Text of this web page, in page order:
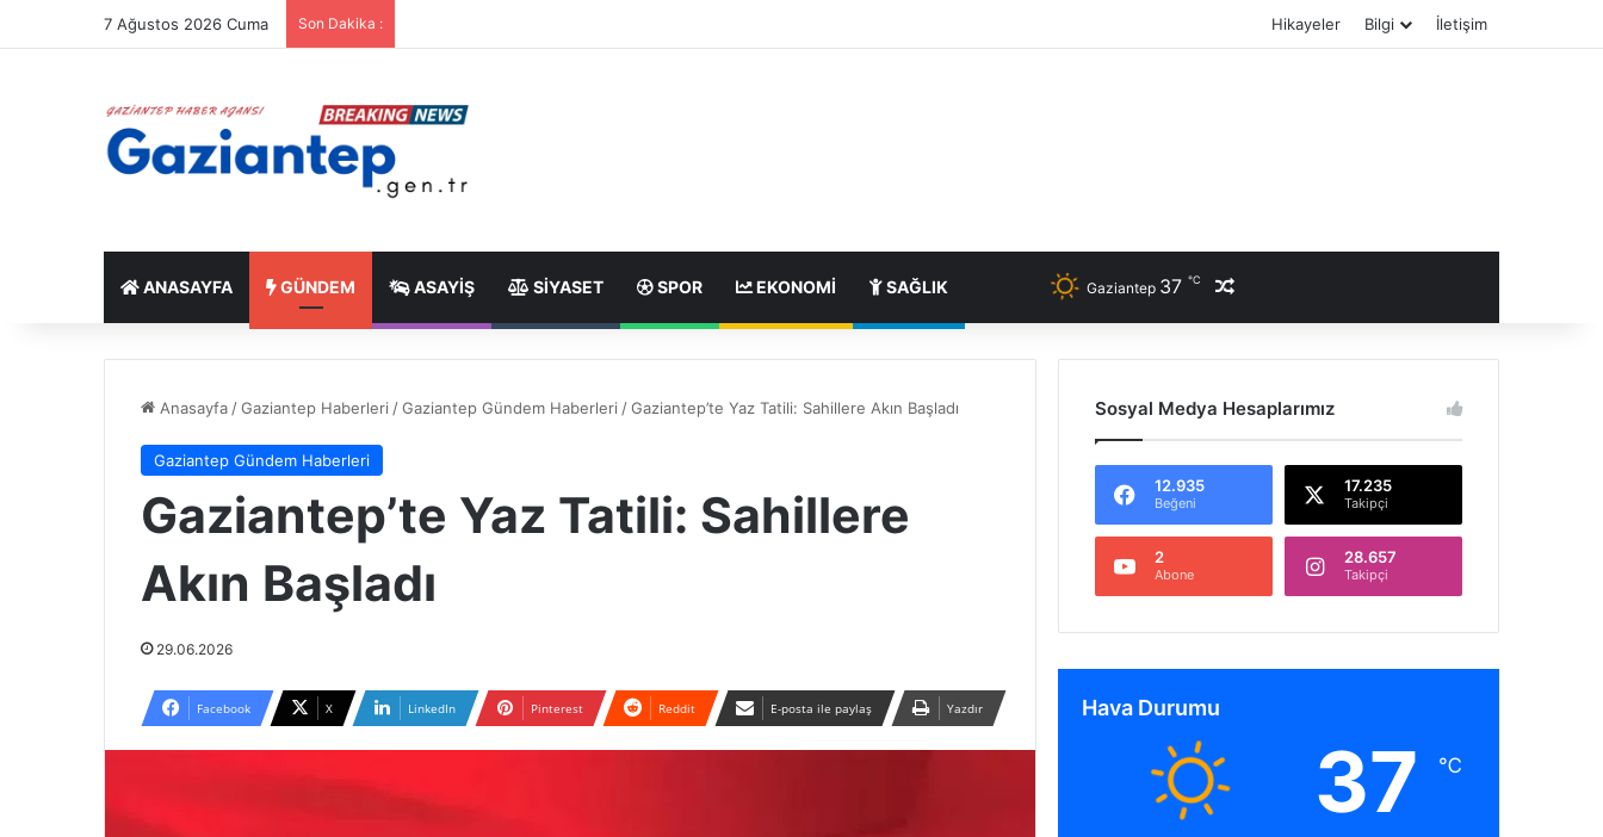
7 Ağustos 2026 Cuma Son Dakika : Hikayeler Bilgi İletişim
ANASAYFA GÜNDEM ASAYIŞ SIYASET SPOR EKONOMI SAĞLIK Gaziantep 37 ℃
Anasayfa /Gaziantep Haberleri /Gaziantep Gündem Haberleri /Gaziantep’te Yaz Tatili: Sahillere Akın Başladı
Gaziantep Gündem Haberleri
Gaziantep’te Yaz Tatili: Sahillere
Akın Başladı
29.06.2026
Facebook X LinkedIn Pinterest Reddit E-posta ile paylaş Yazdır
Sosyal Medya Hesaplarımız
12.935
Beğeni
17.235
Takipçi
2
Abone
28.657
Takipçi
Hava Durumu
37 ℃